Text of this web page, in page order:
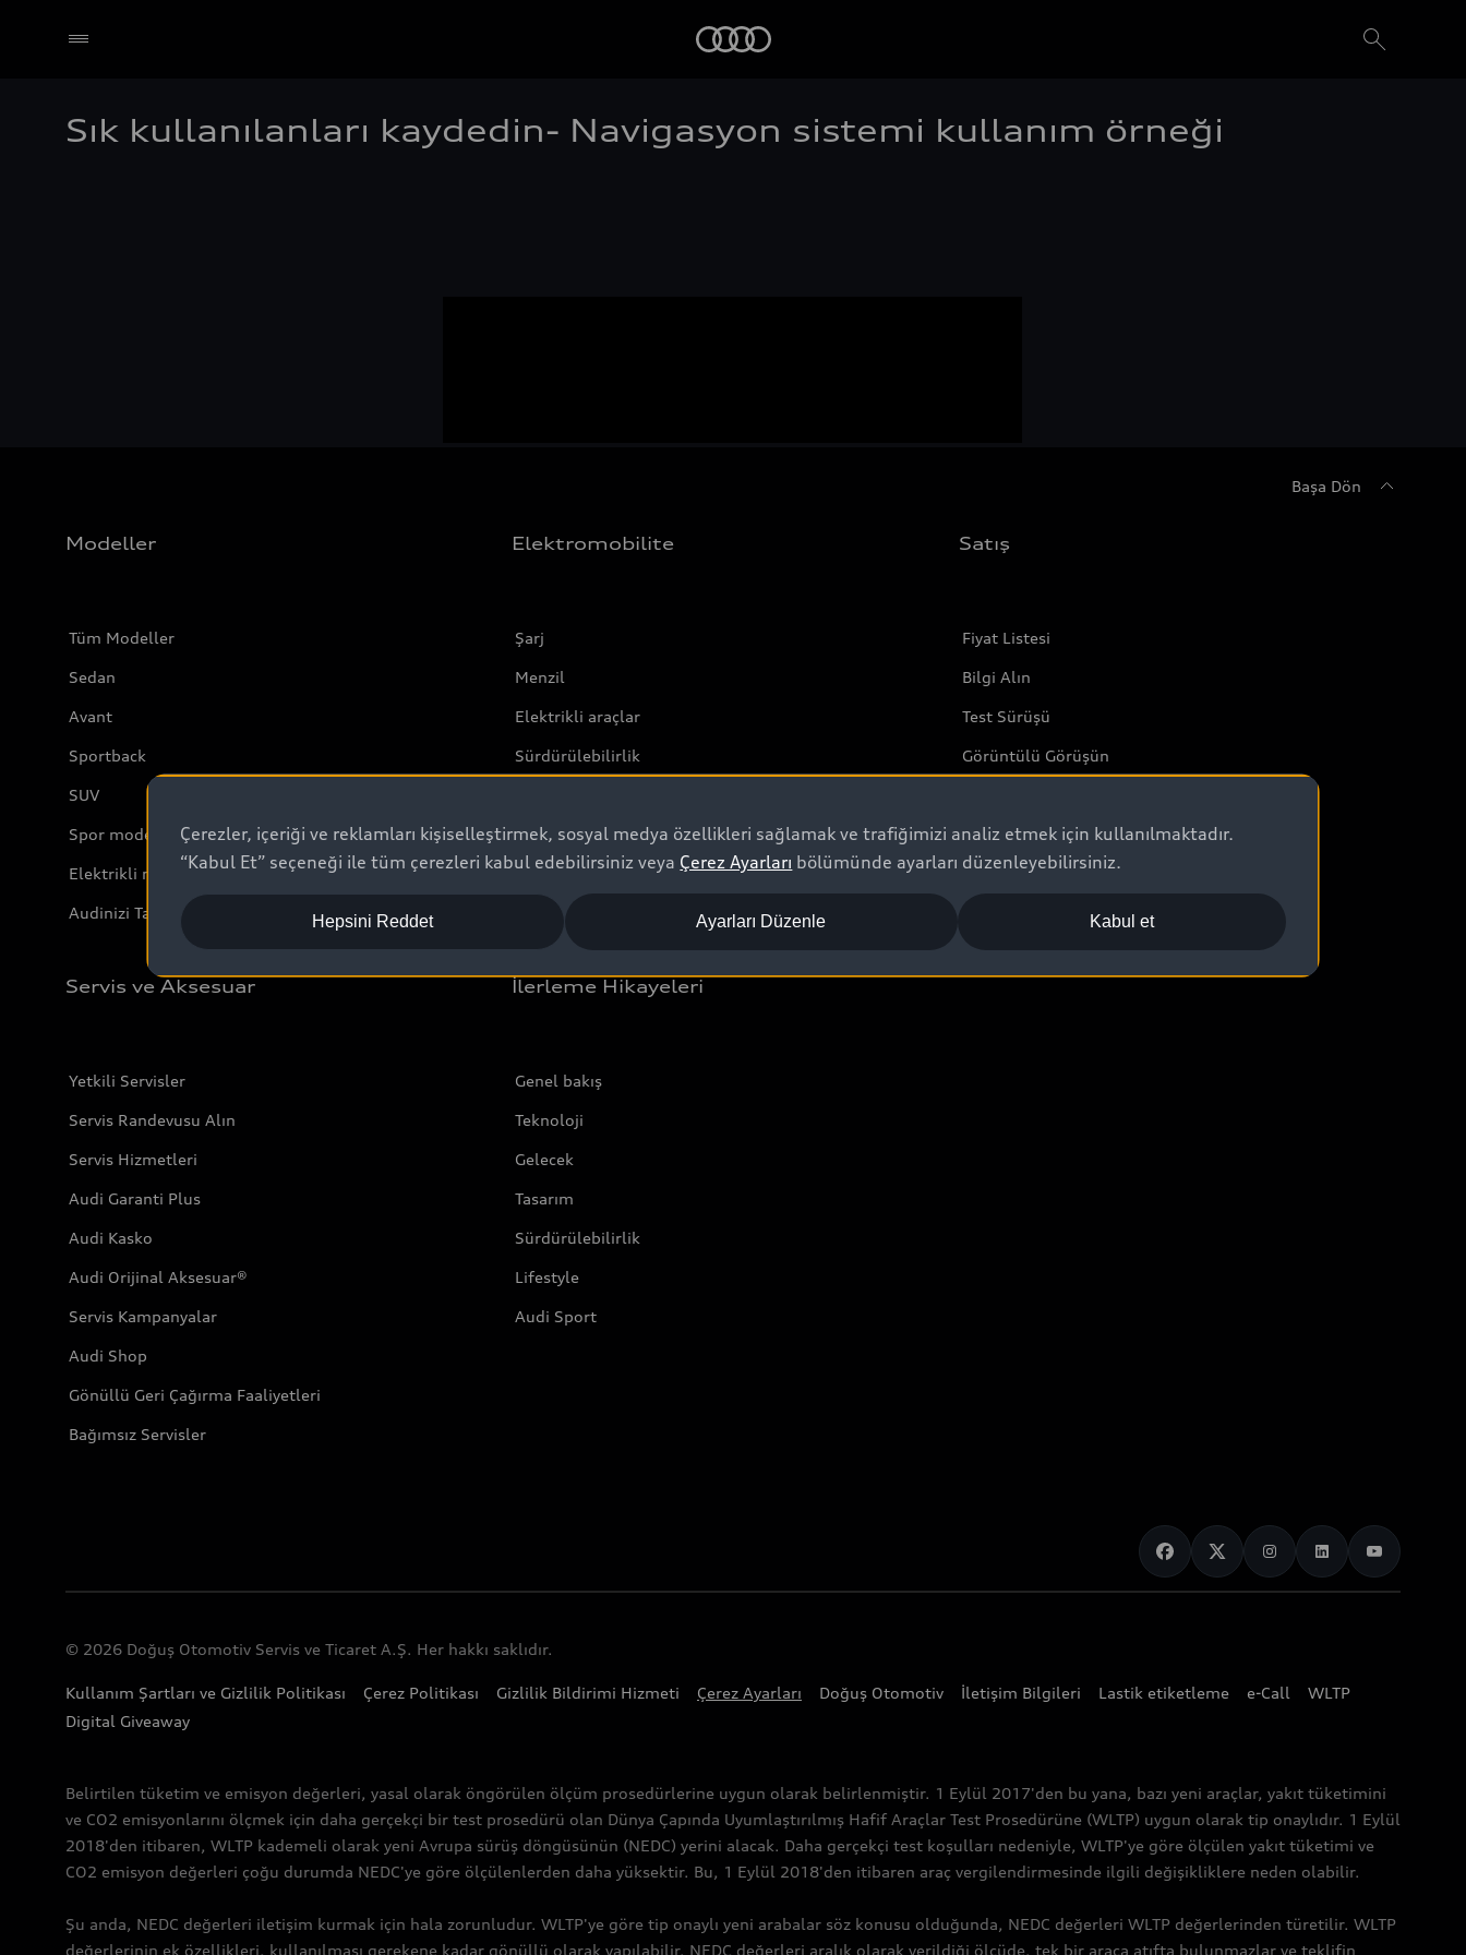
Sık kullanılanları kaydedin- Navigasyon sistemi kullanım örneği
Başa Dön
Modeller
Tüm Modeller
Sedan
Avant
Sportback
SUV
Spor modeller
Elektrikli modeller
Audinizi Tanıyın
Elektromobilite
Şarj
Menzil
Elektrikli araçlar
Sürdürülebilirlik
Mobilitenin Geleceği
Satış
Fiyat Listesi
Bilgi Alın
Test Sürüşü
Görüntülü Görüşün
Stok Araç Arama
Audi Exclusive
Satış Kampanyaları
Servis ve Aksesuar
Yetkili Servisler
Servis Randevusu Alın
Servis Hizmetleri
Audi Garanti Plus
Audi Kasko
Audi Orijinal Aksesuar®
Servis Kampanyalar
Audi Shop
Gönüllü Geri Çağırma Faaliyetleri
Bağımsız Servisler
İlerleme Hikayeleri
Genel bakış
Teknoloji
Gelecek
Tasarım
Sürdürülebilirlik
Lifestyle
Audi Sport
© 2026 Doğuş Otomotiv Servis ve Ticaret A.Ş. Her hakkı saklıdır.
Kullanım Şartları ve Gizlilik Politikası Çerez Politikası Gizlilik Bildirimi Hizmeti Çerez Ayarları Doğuş Otomotiv İletişim Bilgileri Lastik etiketleme e-Call
WLTP
Digital Giveaway
Belirtilen tüketim ve emisyon değerleri, yasal olarak öngörülen ölçüm prosedürlerine uygun olarak belirlenmiştir. 1 Eylül 2017'den bu yana, bazı yeni araçlar, yakıt tüketimini
ve CO2 emisyonlarını ölçmek için daha gerçekçi bir test prosedürü olan Dünya Çapında Uyumlaştırılmış Hafif Araçlar Test Prosedürüne (WLTP) uygun olarak tip onaylıdır. 1 Eylül
2018'den itibaren, WLTP kademeli olarak yeni Avrupa sürüş döngüsünün (NEDC) yerini alacak. Daha gerçekçi test koşulları nedeniyle, WLTP'ye göre ölçülen yakıt tüketimi ve
CO2 emisyon değerleri çoğu durumda NEDC'ye göre ölçülenlerden daha yüksektir. Bu, 1 Eylül 2018'den itibaren araç vergilendirmesinde ilgili değişikliklere neden olabilir.
Şu anda, NEDC değerleri iletişim kurmak için hala zorunludur. WLTP'ye göre tip onaylı yeni arabalar söz konusu olduğunda, NEDC değerleri WLTP değerlerinden türetilir. WLTP
değerlerinin ek özellikleri, kullanılması gerekene kadar gönüllü olarak yapılabilir. NEDC değerleri aralık olarak verildiği ölçüde, tek bir araca atıfta bulunmazlar ve teklifin
Çerezler, içeriği ve reklamları kişiselleştirmek, sosyal medya özellikleri sağlamak ve trafiğimizi analiz etmek için kullanılmaktadır.
“Kabul Et” seçeneği ile tüm çerezleri kabul edebilirsiniz veya Çerez Ayarları bölümünde ayarları düzenleyebilirsiniz.
Kabul et
Hepsini Reddet Ayarları Düzenle